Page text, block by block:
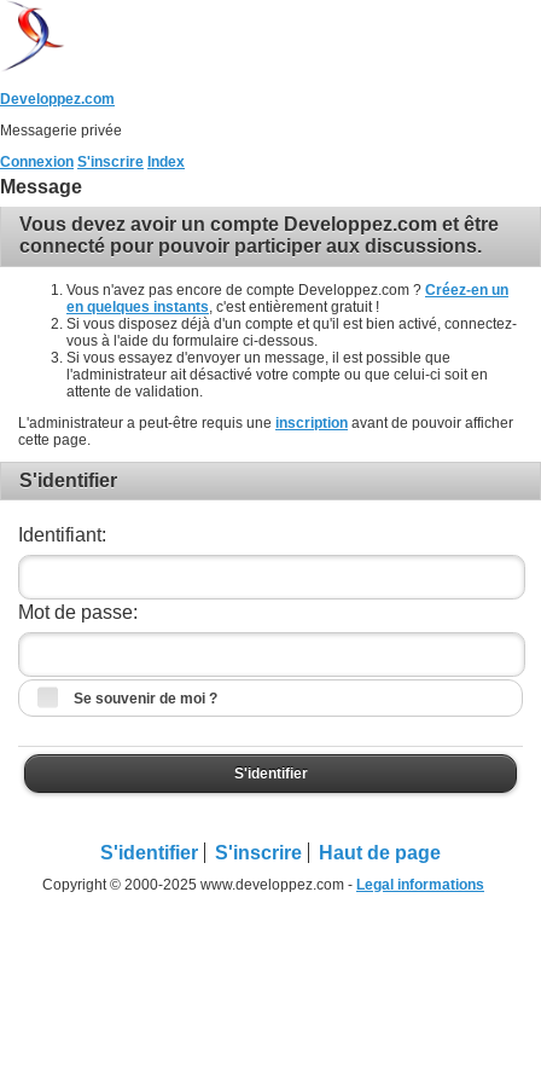
Developpez.com
Messagerie privée
Connexion S'inscrire Index
Message
Vous devez avoir un compte Developpez.com et être
connecté pour pouvoir participer aux discussions.
Vous n'avez pas encore de compte Developpez.com ? Créez-en un
en quelques instants , c'est entièrement gratuit !
Si vous disposez déjà d'un compte et qu'il est bien activé, connectez-
vous à l'aide du formulaire ci-dessous.
Si vous essayez d'envoyer un message, il est possible que
l'administrateur ait désactivé votre compte ou que celui-ci soit en
attente de validation.
L'administrateur a peut-être requis une inscription avant de pouvoir afficher
cette page.
S'identifier
Identifiant:
Mot de passe:
Se souvenir de moi ?
S'identifier
S'identifier S'inscrire Haut de page
Copyright © 2000-2025 www.developpez.com - Legal informations